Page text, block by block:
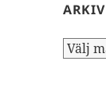
ARKIV
Arkiv